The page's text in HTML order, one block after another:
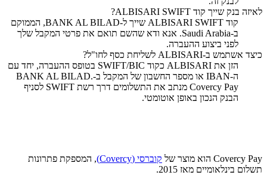
לאיזה בנק שייך קוד SWIFT ‏ALBISARI?
קוד SWIFT ‏ALBISARI שייך ל-BANK AL BILAD, הממוקם
ב-Saudi Arabia. אנא ודא שהשם תואם את פרטי המקבל שלך
לפני ביצוע ההעברה.
כיצד אשתמש ב-ALBISARI לשליחת כסף לחו"ל?
הזן את ALBISARI כקוד SWIFT/BIC בטופס ההעברה, יחד עם
ה-IBAN או מספר החשבון של המקבל ב-BANK AL BILAD.
Covercy Pay מנתב את התשלומים דרך רשת SWIFT לסניף
הבנק הנכון באופן אוטומטי.
Covercy Pay הוא מוצר של קוברסי (Covercy)
, המספקת פתרונות
תשלום בינלאומיים מאז 2015.